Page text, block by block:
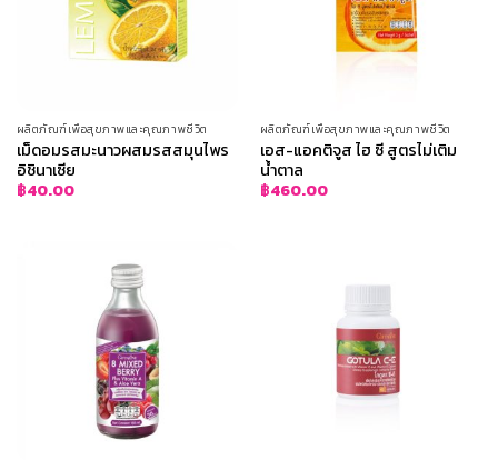
ผลิตภัณฑ์เพื่อสุขภาพและคุณภาพชีวิต
เม็ดอมรสมะนาวผสมรสสมุนไพร
อิชินาเซีย
฿40.00
ผลิตภัณฑ์เพื่อสุขภาพและคุณภาพชีวิต
เอส-แอคติจูส ไฮ ซี สูตรไม่เติม
น้ำตาล
฿460.00